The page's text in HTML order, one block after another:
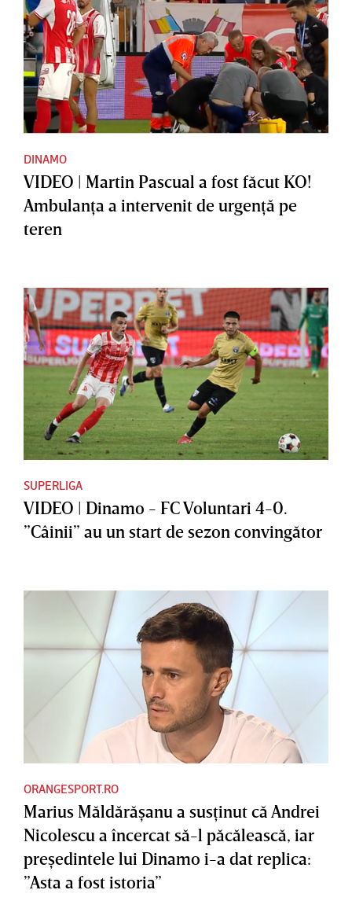
DINAMO
VIDEO | Martin Pascual a fost făcut KO!
Ambulanţa a intervenit de urgenţă pe
teren
SUPERLIGA
VIDEO | Dinamo - FC Voluntari 4-0.
”Câinii” au un start de sezon convingător
ORANGESPORT.RO
Marius Măldărăşanu a susţinut că Andrei
Nicolescu a încercat să-l păcălească, iar
preşedintele lui Dinamo i-a dat replica:
”Asta a fost istoria”